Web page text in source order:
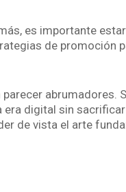
es importante
de promoción
abrumadores.
digital sin
de vista el arte